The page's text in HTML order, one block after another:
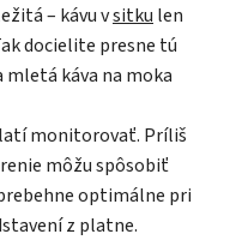
– kávu vsitku len
docielite presne tú
mletá káva na moka
monitorovať. Príliš
môžu spôsobiť
optimálne pri
z platne.